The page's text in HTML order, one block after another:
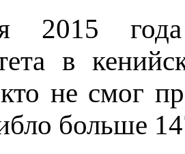
2015
в
не смог
больше